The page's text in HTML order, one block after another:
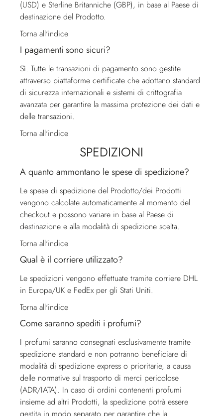
(USD) e Sterline Britanniche (GBP), in base al Paese di
destinazione del Prodotto.
Torna all'indice
I pagamenti sono sicuri?
Sì. Tutte le transazioni di pagamento sono gestite
attraverso piattaforme certificate che adottano standard
di sicurezza internazionali e sistemi di crittografia
avanzata per garantire la massima protezione dei dati e
delle transazioni.
Torna all'indice
SPEDIZIONI
A quanto ammontano le spese di spedizione?
Le spese di spedizione del Prodotto/dei Prodotti
vengono calcolate automaticamente al momento del
checkout e possono variare in base al Paese di
destinazione e alla modalità di spedizione scelta.
Torna all'indice
Qual è il corriere utilizzato?
Le spedizioni vengono effettuate tramite corriere DHL
in Europa/UK e FedEx per gli Stati Uniti.
Torna all'indice
Come saranno spediti i profumi?
I profumi saranno consegnati esclusivamente tramite
spedizione standard e non potranno beneficiare di
modalità di spedizione express o prioritarie, a causa
delle normative sul trasporto di merci pericolose
(ADR/IATA). In caso di ordini contenenti profumi
insieme ad altri Prodotti, la spedizione potrà essere